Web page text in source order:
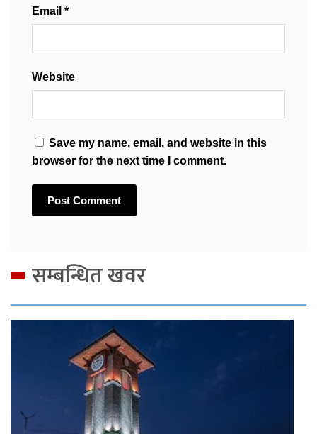
Email *
Website
Save my name, email, and website in this
browser for the next time I comment.
सम्बन्धित खवर